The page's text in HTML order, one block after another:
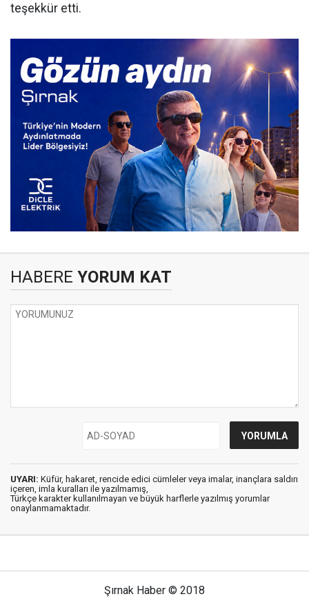
teşekkür etti.
HABERE YORUM KAT
UYARI: Küfür, hakaret, rencide edici cümleler veya imalar, inançlara saldırı
içeren, imla kuralları ile yazılmamış,
Türkçe karakter kullanılmayan ve büyük harflerle yazılmış yorumlar
onaylanmamaktadır.
Şırnak Haber © 2018